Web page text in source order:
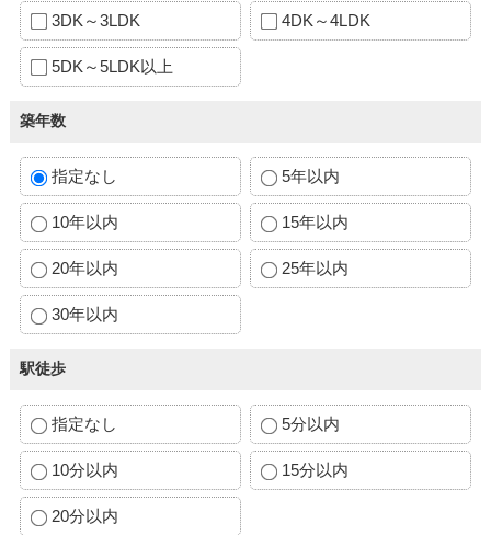
3DK～3LDK 4DK～4LDK
5DK～5LDK以上
築年数
指定なし 5年以内
10年以内 15年以内
20年以内 25年以内
30年以内
駅徒歩
指定なし 5分以内
10分以内 15分以内
20分以内